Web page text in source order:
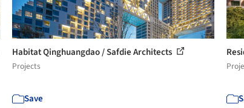
Habitat Qinghuangdao / Safdie Architects
Projects
Save